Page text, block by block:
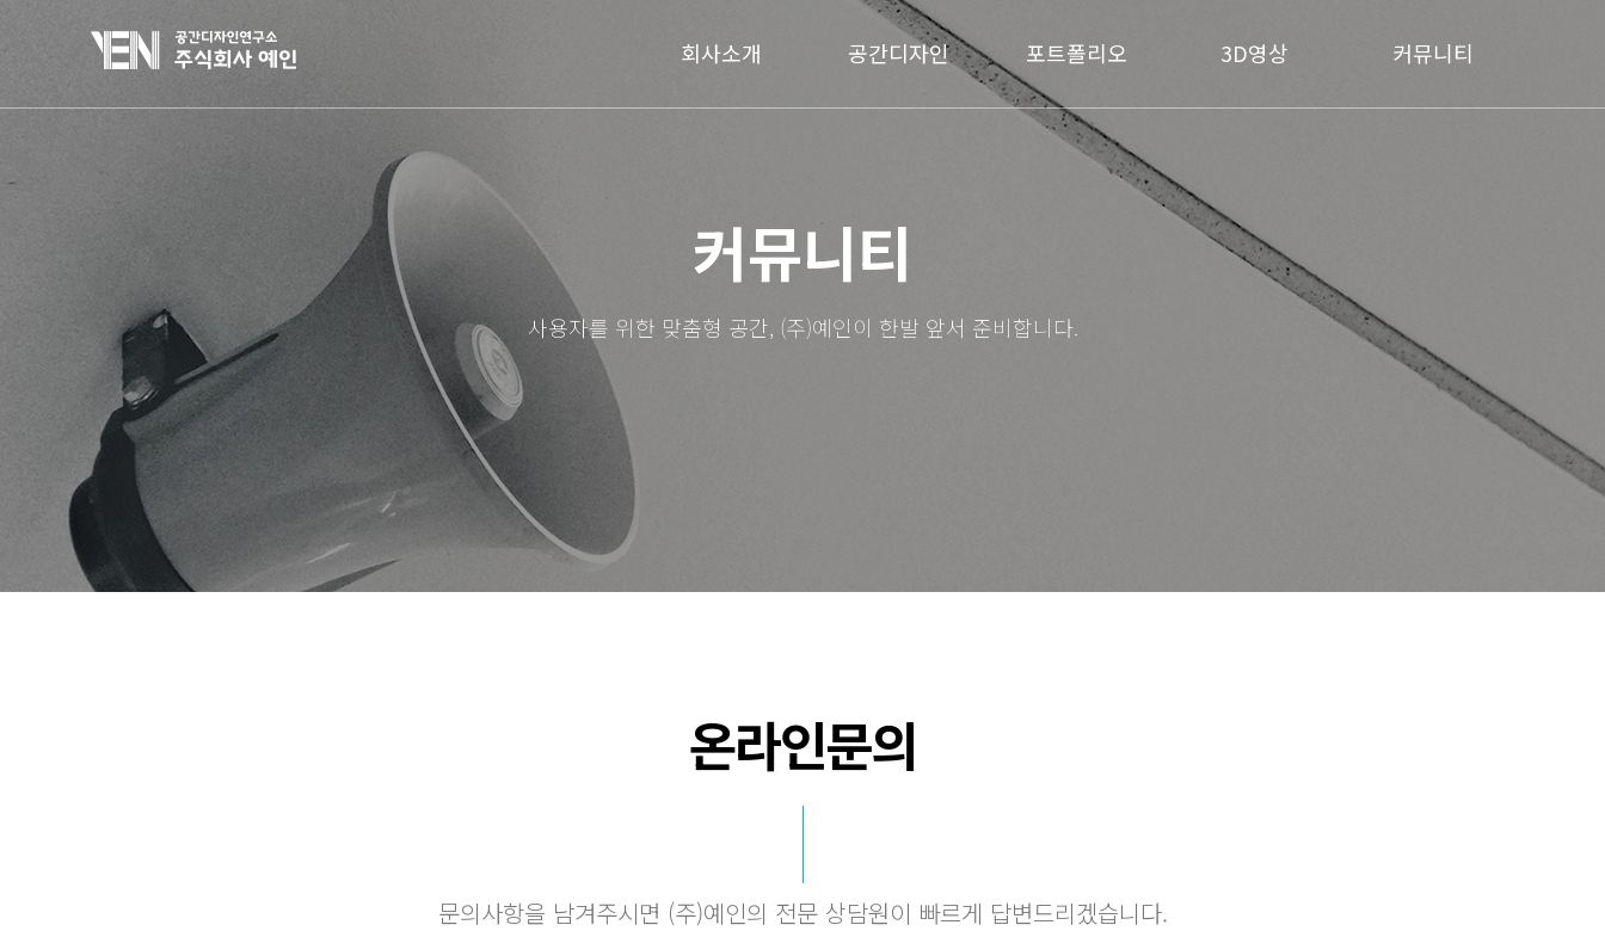
회사소개 공간디자인 포트폴리오 3D영상 커뮤니티
커뮤니티
사용자를 위한 맞춤형 공간, (주)예인이 한발 앞서 준비합니다.
온라인문의
문의사항을 남겨주시면 (주)예인의 전문 상담원이 빠르게 답변드리겠습니다.